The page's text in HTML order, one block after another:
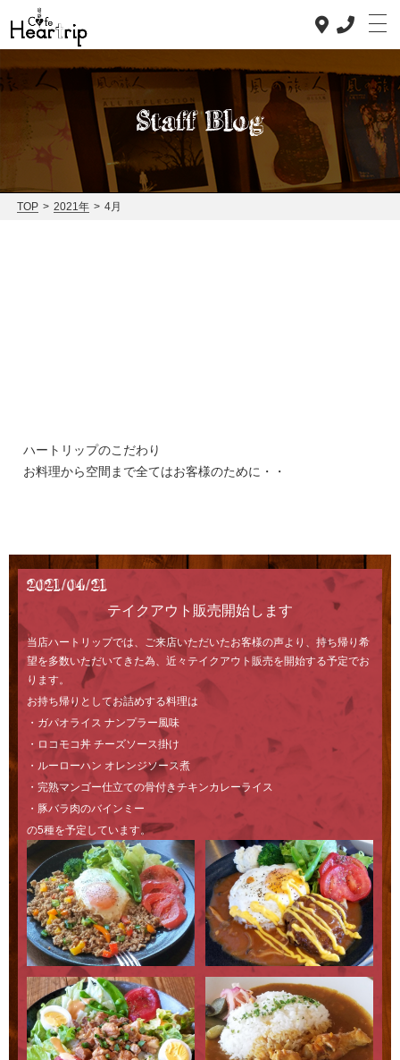
Top
Staff Blog
TOP > 2021年 > 4月
ハートリップのこだわり
お料理から空間まで全てはお客様のために・・
2021/04/21
テイクアウト販売開始します
当店ハートリップでは、ご来店いただいたお客様の声より、持ち帰り希
望を多数いただいてきた為、近々テイクアウト販売を開始する予定でお
ります。
お持ち帰りとしてお詰めする料理は
・ガパオライス ナンプラー風味
・ロコモコ丼 チーズソース掛け
・ルーローハン オレンジソース煮
・完熟マンゴー仕立ての骨付きチキンカレーライス
・豚バラ肉のバインミー
の5種を予定しています。